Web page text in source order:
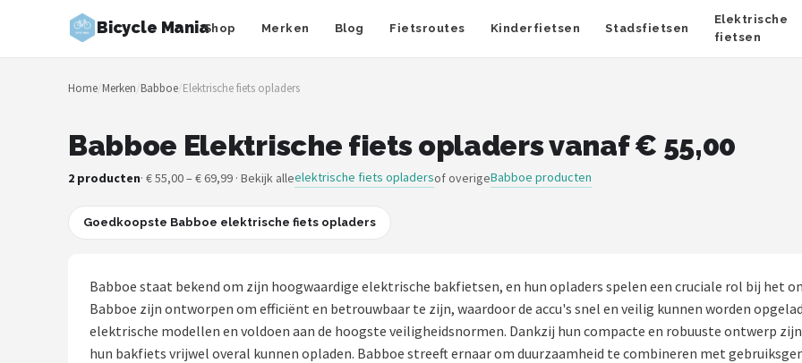
Bicycle ManiaShop Merken Blog Fietsroutes Kinderfietsen Stadsfietsen
Elektrische
fietsen
Zoeken
NAVIGATIE
Merken
Kinderfietsen
Stadsfietsen
Home/Merken/Babboe/Elektrische fiets opladers
Babboe Elektrische fiets opladers vanaf € 55,00
2 producten· € 55,00 – € 69,99 · Bekijk alleelektrische fiets opladersof overigeBabboe producten
Goedkoopste Babboe elektrische fiets opladers
Babboe staat bekend om zijn hoogwaardige elektrische bakfietsen, en hun opladers spelen een cruciale rol bij het
Babboe zijn ontworpen om efficiënt en betrouwbaar te zijn, waardoor de accu's snel en veilig kunnen worden
elektrische modellen en voldoen aan de hoogste veiligheidsnormen. Dankzij hun compacte en robuuste ontwerp
hun bakfiets vrijwel overal kunnen opladen. Babboe streeft ernaar om duurzaamheid te combineren met